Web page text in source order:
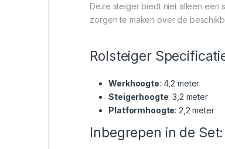
Deze steiger biedt niet alleen een
zorgen te maken over de
Rolsteiger
Werkhoogte: 4,2 meter
Steigerhoogte: 3,2 meter
Platformhoogte: 2,2 meter
Inbegrepen in de Set: